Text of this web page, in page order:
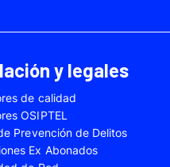
Oppo Reno 6 Lite
Samsung Galaxy
Samsung Galaxy
Samsung Galaxy
y legales
de calidad
OSIPTEL
Prevención de Delitos
Ex Abonados